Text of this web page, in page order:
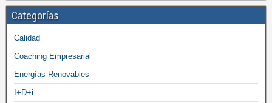
Categorías
Calidad
Coaching Empresarial
Energías Renovables
I+D+i